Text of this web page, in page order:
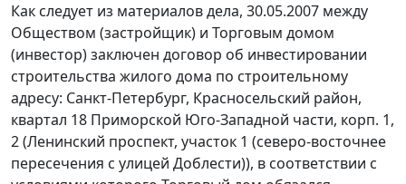
Как следует из материалов дела, 30.05.2007 между
Обществом (застройщик) и Торговым домом
(инвестор) заключен договор об инвестировании
строительства жилого дома по строительному
адресу: Санкт-Петербург, Красносельский район,
квартал 18 Приморской Юго-Западной части, корп. 1,
2 (Ленинский проспект, участок 1 (северо-восточнее
пересечения с улицей Доблести)), в соответствии с